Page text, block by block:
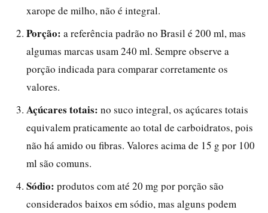
xarope de milho, não é integral.
Porção: a referência padrão no Brasil é 200 ml, mas
algumas marcas usam 240 ml. Sempre observe a
porção indicada para comparar corretamente os
valores.
Açúcares totais: no suco integral, os açúcares totais
equivalem praticamente ao total de carboidratos, pois
não há amido ou fibras. Valores acima de 15 g por 100
ml são comuns.
Sódio: produtos com até 20 mg por porção são
considerados baixos em sódio, mas alguns podem